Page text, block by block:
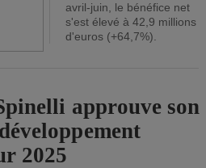
avril-juin, le bénéfice net
s'est élevé à 42,9 millions
d'euros (+64,7%).
approuve son
2025